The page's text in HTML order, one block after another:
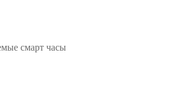
смарт часы